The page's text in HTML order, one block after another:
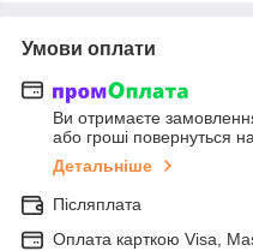
Умови оплати
Ви отримаєте
або гроші повернуться
Детальніше
Післяплата
Оплата карткою Visa,